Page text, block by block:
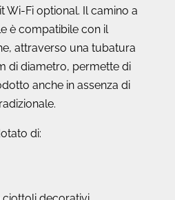
Wi-Fi optional. Il camino a
è compatibile con il
attraverso una tubatura
di diametro, permette di
anche in assenza di
di: